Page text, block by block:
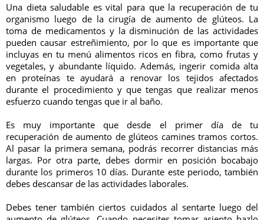
Una dieta saludable es vital para que la recuperación de tu
organismo luego de la cirugía de aumento de glúteos. La
toma de medicamentos y la disminución de las actividades
pueden causar estreñimiento, por lo que es importante que
incluyas en tu menú alimentos ricos en fibra, como frutas y
vegetales, y abundante líquido. Además, ingerir comida alta
en proteínas te ayudará a renovar los tejidos afectados
durante el procedimiento y que tengas que realizar menos
esfuerzo cuando tengas que ir al baño.
Es muy importante que desde el primer día de tu
recuperación de aumento de glúteos camines tramos cortos.
Al pasar la primera semana, podrás recorrer distancias más
largas. Por otra parte, debes dormir en posición bocabajo
durante los primeros 10 días. Durante este periodo, también
debes descansar de las actividades laborales.
Debes tener también ciertos cuidados al sentarte luego del